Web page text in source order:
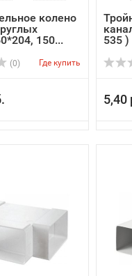
колено
150...
(0) Где купить
535 )
5,40